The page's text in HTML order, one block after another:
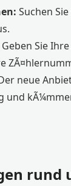
Suchen
Geben Sie
neue
und
rund